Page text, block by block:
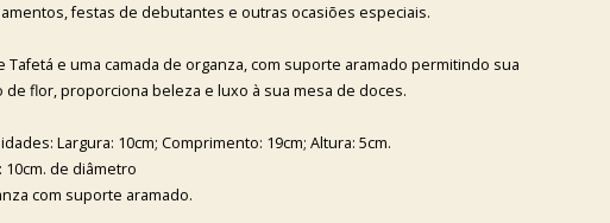
festas de debutantes e outras ocasiões especiais.
Tafetá e uma camada de organza, com suporte aramado permitindo sua
de flor, proporciona beleza e luxo à sua mesa de doces.
Largura: 10cm; Comprimento: 19cm; Altura: 5cm.
de diâmetro
com suporte aramado.